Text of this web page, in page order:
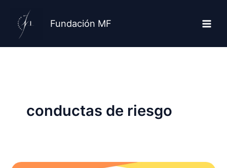
contenido
Fundación MF
conductas de riesgo